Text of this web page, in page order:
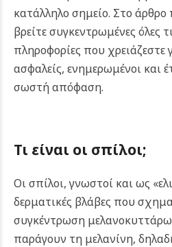
κατάλληλο σημείο. Στο άρθρο
βρείτε συγκεντρωμένες όλες
πληροφορίες που χρειάζεστε
ασφαλείς, ενημερωμένοι και
σωστή απόφαση.
Τι είναι οι σπίλοι;
Οι σπίλοι, γνωστοί και ως
δερματικές βλάβες που
συγκέντρωση
παράγουν τη μελανίνη,